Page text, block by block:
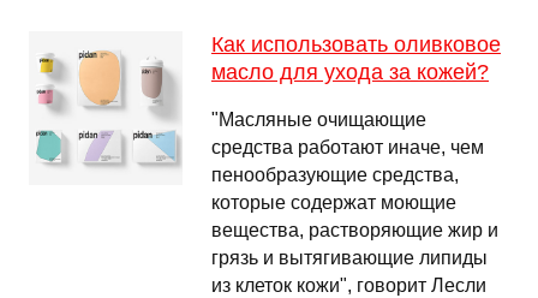
Как использовать оливковое
масло для ухода за кожей?
"Масляные очищающие
средства работают иначе, чем
пенообразующие средства,
которые содержат моющие
вещества, растворяющие жир и
грязь и вытягивающие липиды
из клеток кожи", говорит Лесли